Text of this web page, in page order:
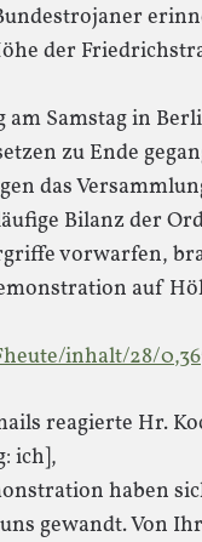
der
Samstag in
zu Ende
das
Bilanz der
vorwarfen,
auf
inhalt/28/
reagierte Hr.
ich],
haben
gewandt. Von